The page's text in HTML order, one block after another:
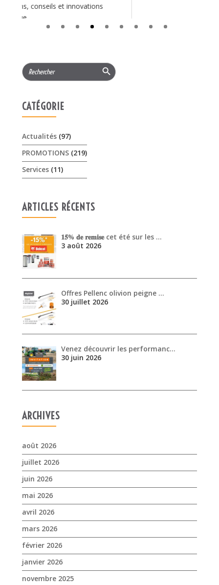
Search
for:
Search Button
Actualités(97)
PROMOTIONS
Services(11)
ARTICLES RÉCENTS
Offres Pellenc olivion peigne …
30 juillet 2026
Venez découvrir les performanc…
30 juin 2026
ARCHIVES
août 2026
juin 2026
mai 2026
avril 2026
mars 2026
février 2026
janvier 2026
novembre 2025
octobre 2025
septembre 2025
juillet 2025